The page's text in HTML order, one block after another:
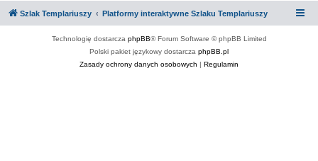
Szlak Templariuszy Platformy interaktywne Szlaku Templariuszy
Technologię dostarcza phpBB® Forum Software © phpBB Limited
Polski pakiet językowy dostarcza phpBB.pl
Zasady ochrony danych osobowych | Regulamin